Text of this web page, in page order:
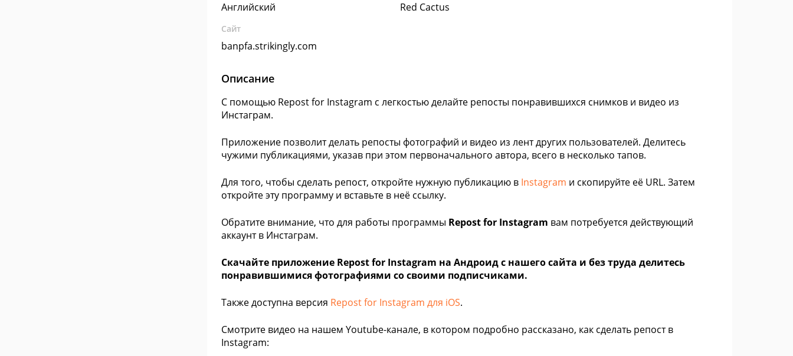
Английский Red Cactus
Сайт
banpfa.strikingly.com
Описание
С помощью Repost for Instagram с легкостью делайте репосты понравившихся снимков и видео из
Инстаграм.
Приложение позволит делать репосты фотографий и видео из лент других пользователей. Делитесь
чужими публикациями, указав при этом первоначального автора, всего в несколько тапов.
Для того, чтобы сделать репост, откройте нужную публикацию в Instagram и скопируйте её URL. Затем
откройте эту программу и вставьте в неё ссылку.
Обратите внимание, что для работы программы Repost for Instagram вам потребуется действующий
аккаунт в Инстаграм.
Скачайте приложение Repost for Instagram на Андроид с нашего сайта и без труда делитесь
понравившимися фотографиями со своими подписчиками.
Также доступна версия Repost for Instagram для iOS.
Смотрите видео на нашем Youtube-канале, в котором подробно рассказано, как сделать репост в
Instagram: